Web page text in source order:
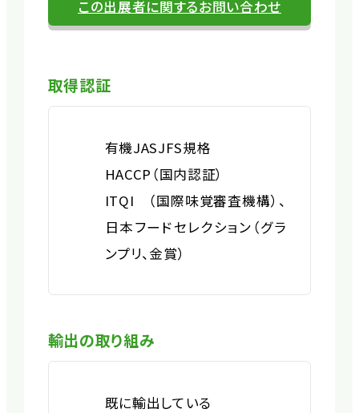
この出展者に関するお問い合わせ
取得認証
有機JASJFS規格
HACCP（国内認証）
ITQI （国際味覚審査機構）、
日本フードセレクション（グラ
ンプリ、金賞）
輸出の取り組み
既に輸出している